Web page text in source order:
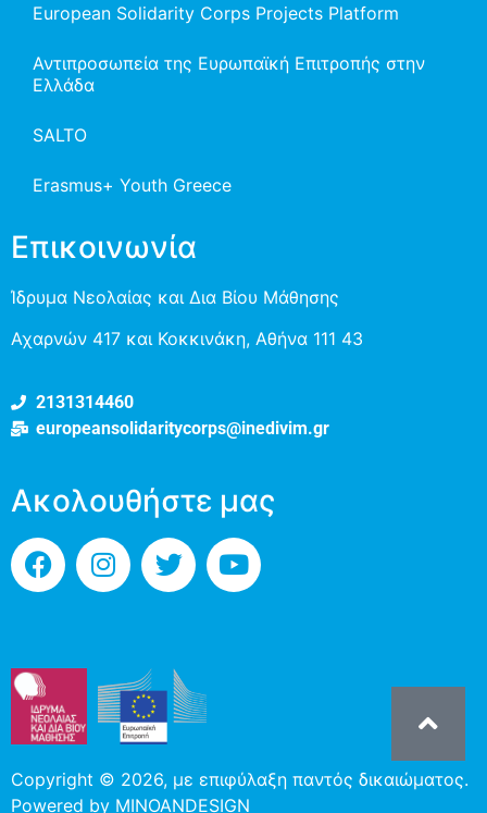
European Solidarity Corps Projects Platform
Αντιπροσωπεία της Ευρωπαϊκή Επιτροπής στην
Ελλάδα
SALTO
Erasmus+ Youth Greece
Επικοινωνία
Ίδρυμα Νεολαίας και Δια Βίου Μάθησης
Αχαρνών 417 και Κοκκινάκη, Αθήνα 111 43
2131314460
europeansolidaritycorps@inedivim.gr
Ακολουθήστε μας
Copyright © 2026, με επιφύλαξη παντός δικαιώματος.
Powered by MINOANDESIGN